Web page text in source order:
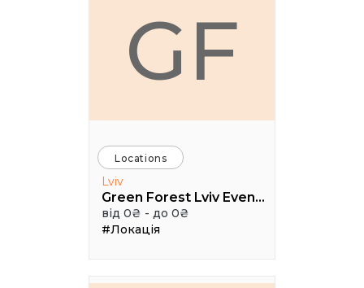
GF
Locations
Lviv
Green Forest Lviv Events
від 0₴ - до 0₴
#Локація